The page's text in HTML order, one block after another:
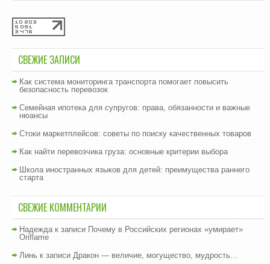
СВЕЖИЕ ЗАПИСИ
Как система мониторинга транспорта помогает повысить
безопасность перевозок
Семейная ипотека для супругов: права, обязанности и важные
нюансы
Стоки маркетплейсов: советы по поиску качественных товаров
Как найти перевозчика груза: основные критерии выбора
Школа иностранных языков для детей: преимущества раннего
старта
СВЕЖИЕ КОММЕНТАРИИ
Надежда к записи Почему в Российских регионах «умирает»
Oriflame
Линь к записи Дракон — величие, могущество, мудрость…